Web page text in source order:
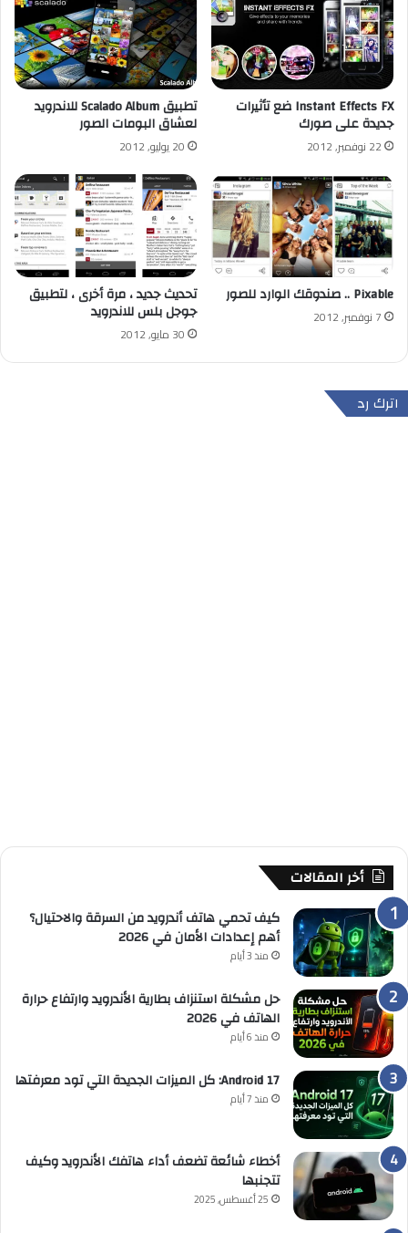
Instant Effects FX ضع تأثيرات
جديدة على صورك
22 نوفمبر, 2012
تطبيق Scalado Album للاندرويد
لعشاق البومات الصور
20 يوليو, 2012
Pixable .. صندوقك الوارد للصور
7 نوفمبر, 2012
تحديث جديد ، مرة أخرى ، لتطبيق
جوجل بلس للاندرويد
30 مايو, 2012
اترك رد
أخر المقالات
كيف تحمي هاتف أندرويد من السرقة والاحتيال؟
أهم إعدادات الأمان في 2026
منذ 3 أيام
حل مشكلة استنزاف بطارية الأندرويد وارتفاع حرارة
الهاتف في 2026
منذ 6 أيام
Android 17: كل الميزات الجديدة التي تود معرفتها
منذ 7 أيام
أخطاء شائعة تضعف أداء هاتفك الأندرويد وكيف
تتجنبها
25 أغسطس, 2025